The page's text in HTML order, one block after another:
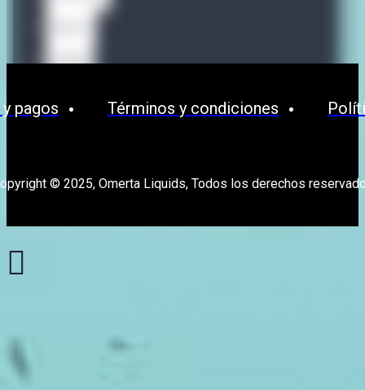
pagos Términos y condiciones
© 2025, Omerta Liquids, Todos los derechos